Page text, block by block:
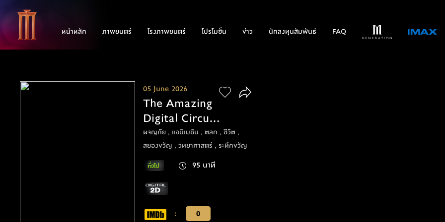
หน้าหลัก ภาพยนตร์ โรงภาพยนตร์ โปรโมชั่น ข่าว นักลงทุนสัมพันธ์ FAQ
05 June 2026
The Amazing
Digital Circus
The Last Act
ผจญภัย , แอนิเมชัน , ตลก , ชีวิต ,
สยองขวัญ , วิทยาศาสตร์ , ระทึกขวัญ
95 นาที
: 0